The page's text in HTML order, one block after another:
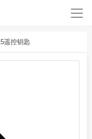
遥控钥匙